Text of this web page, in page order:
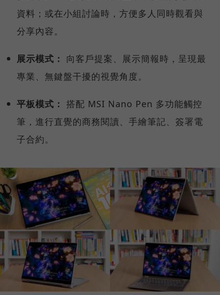
資料；或在小組討論時，方便多人同時觀看與
分享內容。
展示模式：
向客戶提案、展示簡報時，呈現最
專業、無鍵盤干擾的視覺角度。
平板模式： 搭配 MSI Nano Pen 多功能觸控
筆，進行直覺的商務閱讀、手繪筆記、簽署電
子合約。